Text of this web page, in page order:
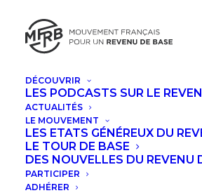
DÉCOUVRIR
LES PODCASTS SUR LE
ACTUALITÉS
LE MOUVEMENT
LES ETATS GÉNÉREUX DU
LE TOUR DE BASE
DES NOUVELLES DU REVENU
PARTICIPER
ADHÉRER
JUIN, 2025
COALITION RSA LE 18
LOCAUX DU SECOURS
PARIS